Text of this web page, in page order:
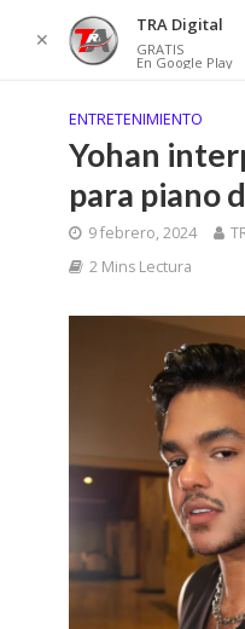
ENTRETENIMIENTO
Yohan
para piano
9 febrero, 2024
2 Mins Lectura
✕
TRA Digital
GRATIS
En Google Play